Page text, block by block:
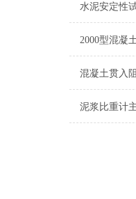
水泥安定性
2000型混凝
混凝土贯入
泥浆比重计